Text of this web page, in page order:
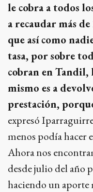
le cobra a todos
a recaudar más
que así como
tasa, por sobre
cobran en Tandil,
mismo es a
prestación,
expresó
menos podía hacer
Ahora nos
desde julio del año
haciendo un aporte